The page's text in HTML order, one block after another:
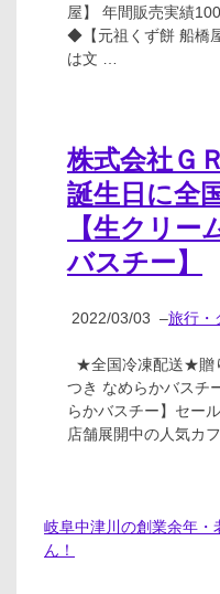
屋】 年間販売実績
◆【元祖くず餅 船橋
は文 …
株式会社Ｇ
誕生日に全
【生クリ
バスチー】
2022/03/03 –旅行・
★全国冷凍配送★贈
つき なめらかバスチ
らかバスチー】セー
店舗展開中の人気カ
岐阜中津川の創業余年・
ん！